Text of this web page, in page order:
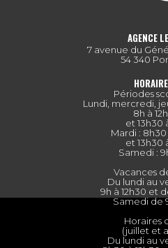
AGENCE
7 avenue du
54 340
Périodes
Lundi, mercredi,
8h à
et 13h30
Mardi : 8h30
et 13h30
Samedi :
Vacances
Du lundi au
9h à 12h30 et
Samedi de
Horaires
(juillet et
Du lundi au